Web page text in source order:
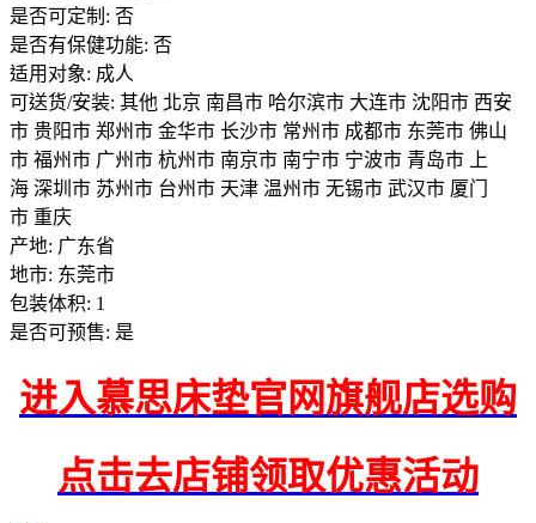
是否可定制: 否
是否有保健功能: 否
适用对象: 成人
可送货/安装: 其他 北京 南昌市 哈尔滨市 大连市 沈阳市 西安
市 贵阳市 郑州市 金华市 长沙市 常州市 成都市 东莞市 佛山
市 福州市 广州市 杭州市 南京市 南宁市 宁波市 青岛市 上
海 深圳市 苏州市 台州市 天津 温州市 无锡市 武汉市 厦门
市 重庆
产地: 广东省
地市: 东莞市
包装体积: 1
是否可预售: 是
进入慕思床垫官网旗舰店选购
点击去店铺领取优惠活动